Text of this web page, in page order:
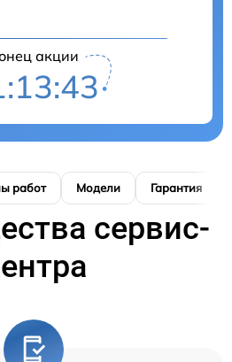
акции
работ Модели Гарантия
сервис-